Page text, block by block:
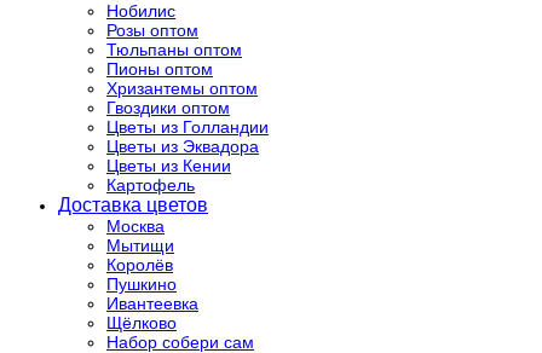
Нобилис
Розы оптом
Тюльпаны оптом
Пионы оптом
Хризантемы оптом
Гвоздики оптом
Цветы из Голландии
Цветы из Эквадора
Цветы из Кении
Картофель
Доставка цветов
Москва
Мытищи
Королёв
Пушкино
Ивантеевка
Щёлково
Набор собери сам